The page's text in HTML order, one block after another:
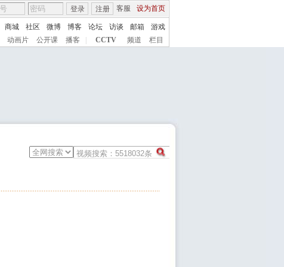
客服 设为首页
登录 注册
商城 社区 微博 博客 论坛 访谈 邮箱
游戏
动画片 公开课 播客 CCTV 频道 栏目